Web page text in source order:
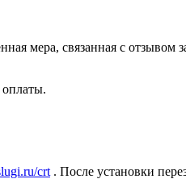
мера, связанная с отзывом
crt . После установки